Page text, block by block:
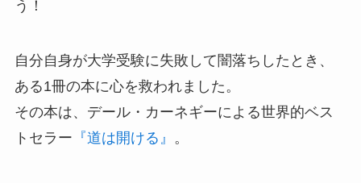
う！
自分自身が大学受験に失敗して闇落ちしたとき、
ある1冊の本に心を救われました。
その本は、デール・カーネギーによる世界的ベス
トセラー 『道は開ける』 。